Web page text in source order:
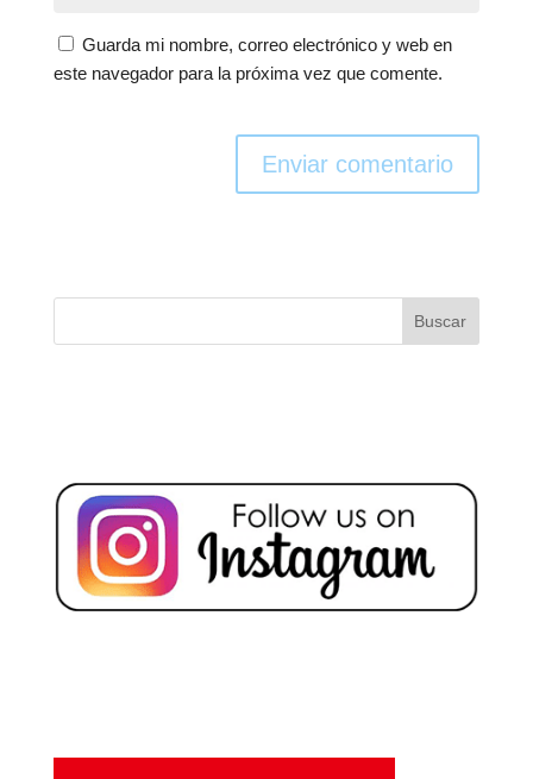
Guarda mi nombre, correo electrónico y web en
este navegador para la próxima vez que comente.
Enviar comentario